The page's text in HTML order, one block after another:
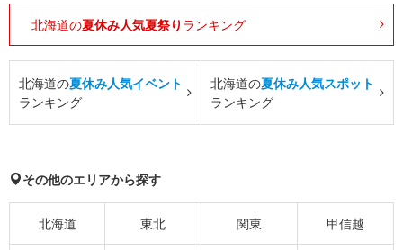
北海道の夏休み人気夏祭り ランキング
北海道の夏休み人気イベント
ランキング
北海道の夏休み人気スポット
ランキング
その他のエリアから探す
北海道 東北 関東 甲信越